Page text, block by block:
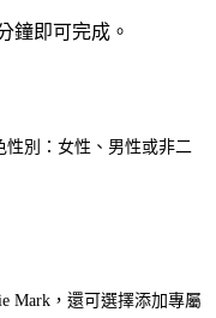
鐘即可完成。
性別：女性、男性或非二
Mark，還可選擇添加專屬